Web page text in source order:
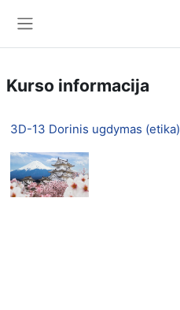
Kurso informacija
3D-13 Dorinis ugdymas (etika)